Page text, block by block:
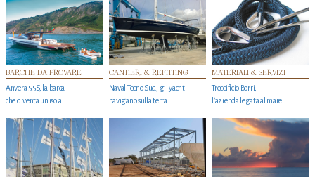
BARCHE DA PROVARE
Anvera 55S, la barca
che diventa un'isola
CANTIERI & REFITTING
Naval Tecno Sud, gli yacht
navigano sulla terra
MATERIALI & SERVIZI
Treccificio Borri,
l'azienda legata al mare